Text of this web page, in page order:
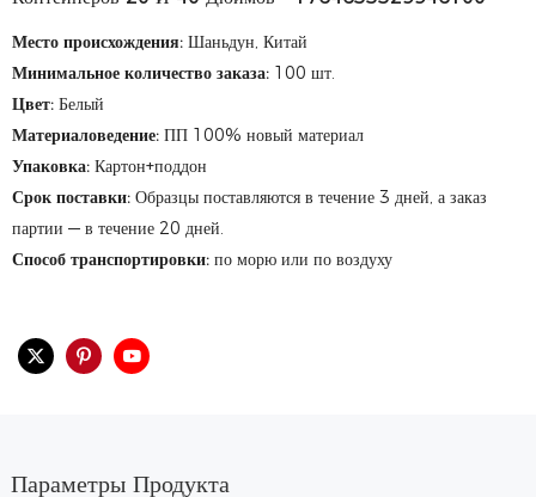
Место происхождения: Шаньдун, Китай
Минимальное количество заказа: 100 шт.
Цвет: Белый
Материаловедение: ПП 100% новый материал
Упаковка: Картон+поддон
Срок поставки: Образцы поставляются в течение 3 дней, а заказ
партии — в течение 20 дней.
Способ транспортировки: по морю или по воздуху
Параметры Продукта